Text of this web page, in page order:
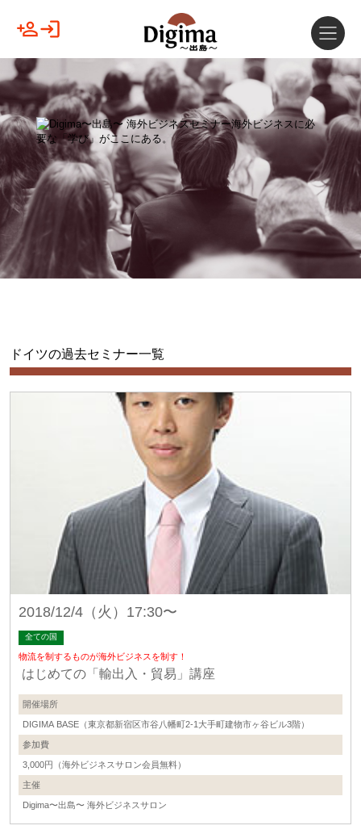
ドイツの過去セミナー一覧
2018/12/4（火）17:30〜
全ての国
物流を制するものが海外ビジネスを制す！
はじめての「輸出入・貿易」講座
開催場所
DIGIMA BASE（東京都新宿区市谷八幡町2-1大手町建物市ヶ谷ビル3階）
参加費
3,000円（海外ビジネスサロン会員無料）
主催
Digima〜出島〜 海外ビジネスサロン